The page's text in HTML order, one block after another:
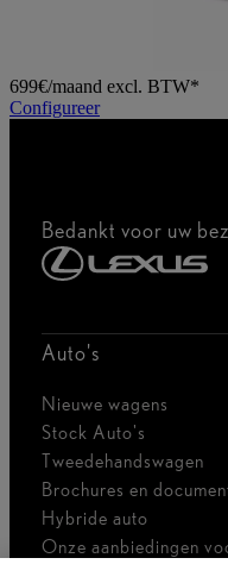
699€/maand excl. BTW*
Configureer
Bedankt voor uw
Auto's
Nieuwe wagens
Stock Auto's
Tweedehandswagen
Brochures en
Hybride auto
Onze aanbiedingen